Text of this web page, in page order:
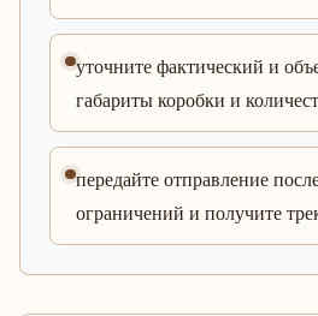
уточните фактический и
габариты коробки и
передайте отправление
ограничений и получите